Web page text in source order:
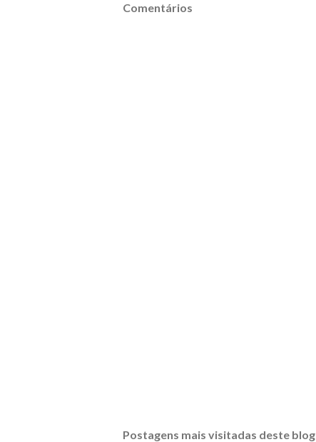
Comentários
Postagens mais visitadas deste blog